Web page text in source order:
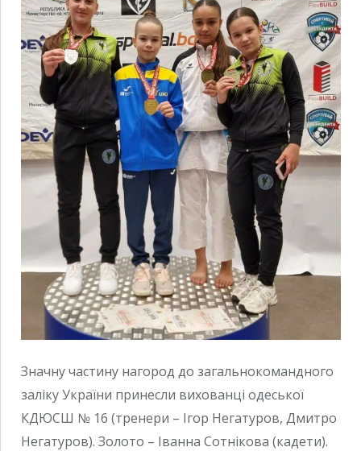
Значну частину нагород до загальнокомандного
заліку України принесли вихованці одеської
КДЮСШ № 16 (тренери – Ігор Негатуров, Дмитро
Негатуров). Золото – Іванна Сотнікова (кадети).